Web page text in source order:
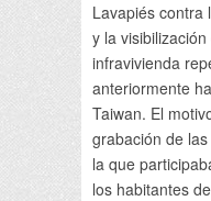
Lavapiés contra
y la
infravivienda
anteriormente
Taiwan. El
grabación de
la que
los habitantes